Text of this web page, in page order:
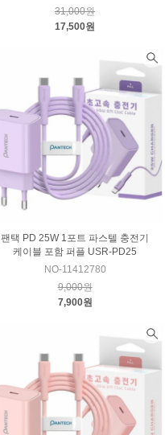
31,000원
17,500원
팬택 PD 25W 1포트 파스텔 충전기
케이블 포함 퍼플 USR-PD25
NO-11412780
9,000원
7,900원